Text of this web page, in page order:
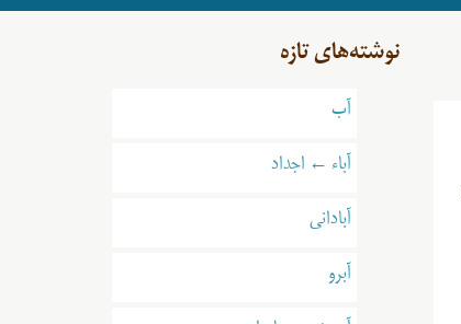
نوشته‌های تازه
آب
آباء ← اجداد
آبادانی
آبرو